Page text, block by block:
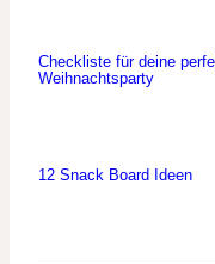
Checkliste für deine
Weihnachtsparty
12 Snack Board Ideen